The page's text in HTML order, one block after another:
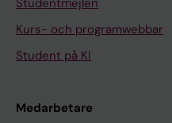
Studentmejlen
Kurs- och programwebbar
Student på KI
Medarbetare